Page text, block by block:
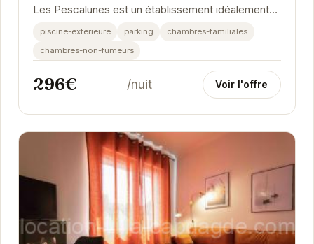
Les Pescalunes est un établissement idéalement
situé à Agde. Il propose des hébergements...
piscine-exterieure parking
chambres-familiales
chambres-non-fumeurs
296€ /nuit Voir l'offre